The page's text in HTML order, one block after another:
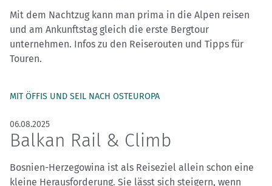
Mit dem Nachtzug kann man prima in die Alpen reisen
und am Ankunftstag gleich die erste Bergtour
unternehmen. Infos zu den Reiserouten und Tipps für
Touren.
MIT ÖFFIS UND SEIL NACH OSTEUROPA
06.08.2025
Balkan Rail & Climb
Bosnien-Herzegowina ist als Reiseziel allein schon eine
kleine Herausforderung. Sie lässt sich steigern, wenn